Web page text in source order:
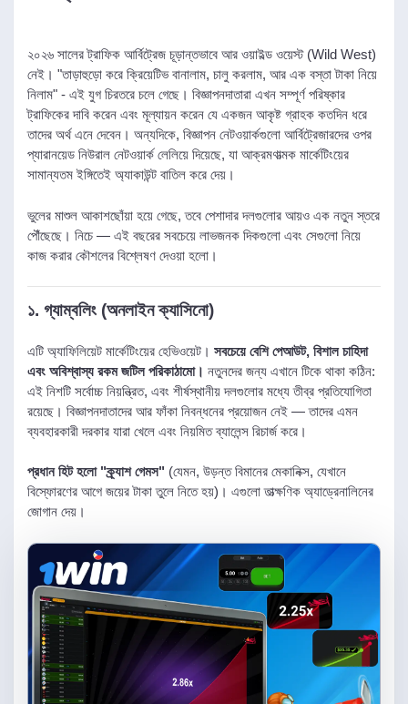
২০২৬ সালের ট্রাফিক আর্বিট্রেজ চূড়ান্তভাবে আর ওয়াইল্ড ওয়েস্ট (Wild West)
নেই। "তাড়াহুড়ো করে ক্রিয়েটিভ বানালাম, চালু করলাম, আর এক বস্তা টাকা নিয়ে
নিলাম" - এই যুগ চিরতরে চলে গেছে। বিজ্ঞাপনদাতারা এখন সম্পূর্ণ পরিষ্কার
ট্রাফিকের দাবি করেন এবং মূল্যায়ন করেন যে একজন আকৃষ্ট গ্রাহক কতদিন ধরে
তাদের অর্থ এনে দেবেন। অন্যদিকে, বিজ্ঞাপন নেটওয়ার্কগুলো আর্বিট্রেজারদের ওপর
প্যারানয়েড নিউরাল নেটওয়ার্ক লেলিয়ে দিয়েছে, যা আক্রমণাত্মক মার্কেটিংয়ের
সামান্যতম ইঙ্গিতেই অ্যাকাউন্ট বাতিল করে দেয়।
ভুলের মাশুল আকাশছোঁয়া হয়ে গেছে, তবে পেশাদার দলগুলোর আয়ও এক নতুন স্তরে
পৌঁছেছে। নিচে — এই বছরের সবচেয়ে লাভজনক দিকগুলো এবং সেগুলো নিয়ে
কাজ করার কৌশলের বিশ্লেষণ দেওয়া হলো।
১. গ্যাম্বলিং (অনলাইন ক্যাসিনো)
এটি অ্যাফিলিয়েট মার্কেটিংয়ের হেভিওয়েট। সবচেয়ে বেশি পেআউট, বিশাল চাহিদা
এবং অবিশ্বাস্য রকম জটিল পরিকাঠামো। নতুনদের জন্য এখানে টিকে থাকা কঠিন:
এই নিশটি সর্বোচ্চ নিয়ন্ত্রিত, এবং শীর্ষস্থানীয় দলগুলোর মধ্যে তীব্র প্রতিযোগিতা
রয়েছে। বিজ্ঞাপনদাতাদের আর ফাঁকা নিবন্ধনের প্রয়োজন নেই — তাদের এমন
ব্যবহারকারী দরকার যারা খেলে এবং নিয়মিত ব্যালেন্স রিচার্জ করে।
প্রধান হিট হলো "ক্র্যাশ গেমস" (যেমন, উড়ন্ত বিমানের মেকানিক্স, যেখানে
বিস্ফোরণের আগে জয়ের টাকা তুলে নিতে হয়)। এগুলো তাত্ক্ষণিক অ্যাড্রেনালিনের
জোগান দেয়।